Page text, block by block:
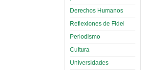
Derechos Humanos
Reflexiones de Fidel
Periodismo
Cultura
Universidades